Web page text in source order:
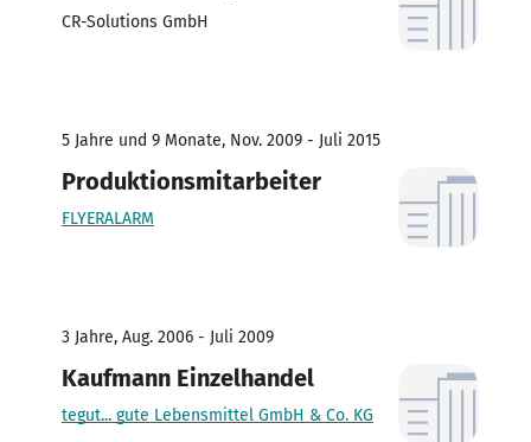
CR-Solutions GmbH
5 Jahre und 9 Monate, Nov. 2009 - Juli 2015
Produktionsmitarbeiter
FLYERALARM
3 Jahre, Aug. 2006 - Juli 2009
Kaufmann Einzelhandel
tegut... gute Lebensmittel GmbH & Co. KG